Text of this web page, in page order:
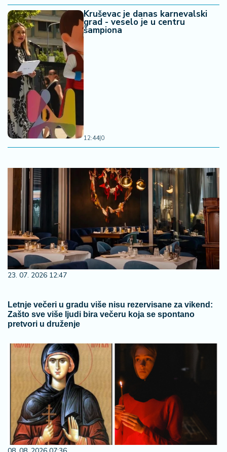
Kruševac je danas karnevalski
grad - veselo je u centru
šampiona
12:44|0
23. 07. 2026 12:47
Letnje večeri u gradu više nisu rezervisane za vikend:
Zašto sve više ljudi bira večeru koja se spontano
pretvori u druženje